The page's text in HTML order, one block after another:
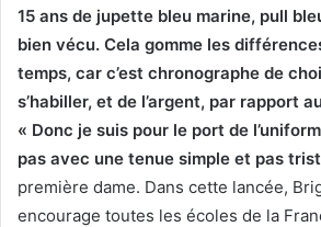
15 ans de jupette bleu marine, pull
bien vécu. Cela gomme les
temps, car c’est chronographe de
s’habiller, et de l’argent, par rapport
« Donc je suis pour le port de
pas avec une tenue simple et pas
première dame. Dans cette lancée,
encourage toutes les écoles de la